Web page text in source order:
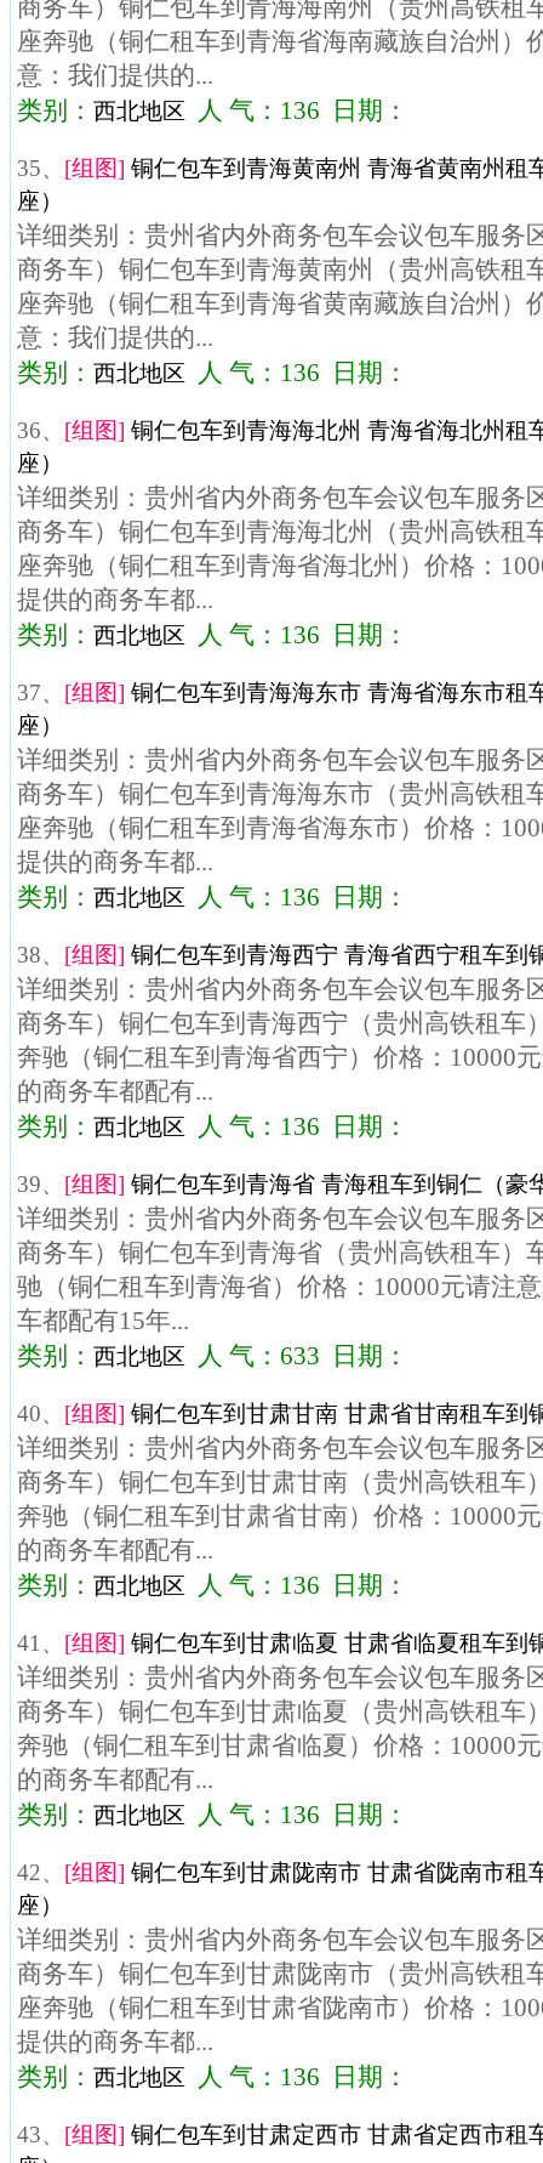
商务车）铜仁包车到青海海南州（贵州高铁租
座奔驰（铜仁租车到青海省海南藏族自治州）
意：我们提供的...
类别： 西北地区 人 气：136 日期：
35、 [组图] 铜仁包车到青海黄南州 青海省黄南州租
座）
详细类别：贵州省内外商务包车会议包车服务
商务车）铜仁包车到青海黄南州（贵州高铁租
座奔驰（铜仁租车到青海省黄南藏族自治州）
意：我们提供的...
类别： 西北地区 人 气：136 日期：
36、 [组图] 铜仁包车到青海海北州 青海省海北州租
座）
详细类别：贵州省内外商务包车会议包车服务
商务车）铜仁包车到青海海北州（贵州高铁租
座奔驰（铜仁租车到青海省海北州）价格：
提供的商务车都...
类别： 西北地区 人 气：136 日期：
37、 [组图] 铜仁包车到青海海东市 青海省海东市租
座）
详细类别：贵州省内外商务包车会议包车服务
商务车）铜仁包车到青海海东市（贵州高铁租
座奔驰（铜仁租车到青海省海东市）价格：
提供的商务车都...
类别： 西北地区 人 气：136 日期：
38、 [组图] 铜仁包车到青海西宁 青海省西宁租车到
详细类别：贵州省内外商务包车会议包车服务
商务车）铜仁包车到青海西宁（贵州高铁租车
奔驰（铜仁租车到青海省西宁）价格：10000
的商务车都配有...
类别： 西北地区 人 气：136 日期：
39、 [组图] 铜仁包车到青海省 青海租车到铜仁（豪
详细类别：贵州省内外商务包车会议包车服务
商务车）铜仁包车到青海省（贵州高铁租车）
驰（铜仁租车到青海省）价格：10000元请注
车都配有15年...
类别： 西北地区 人 气：633 日期：
40、 [组图] 铜仁包车到甘肃甘南 甘肃省甘南租车到
详细类别：贵州省内外商务包车会议包车服务
商务车）铜仁包车到甘肃甘南（贵州高铁租车
奔驰（铜仁租车到甘肃省甘南）价格：10000
的商务车都配有...
类别： 西北地区 人 气：136 日期：
41、 [组图] 铜仁包车到甘肃临夏 甘肃省临夏租车到
详细类别：贵州省内外商务包车会议包车服务
商务车）铜仁包车到甘肃临夏（贵州高铁租车
奔驰（铜仁租车到甘肃省临夏）价格：10000
的商务车都配有...
类别： 西北地区 人 气：136 日期：
42、 [组图] 铜仁包车到甘肃陇南市 甘肃省陇南市租
座）
详细类别：贵州省内外商务包车会议包车服务
商务车）铜仁包车到甘肃陇南市（贵州高铁租
座奔驰（铜仁租车到甘肃省陇南市）价格：
提供的商务车都...
类别： 西北地区 人 气：136 日期：
43、 [组图] 铜仁包车到甘肃定西市 甘肃省定西市租